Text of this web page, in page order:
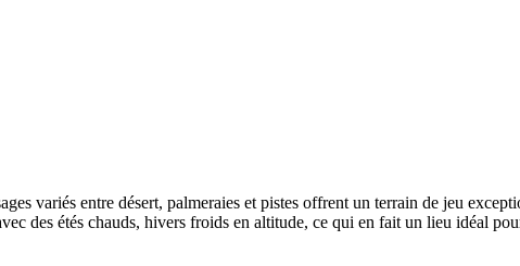
variés entre désert, palmeraies et pistes offrent un terrain de jeu
des étés chauds, hivers froids en altitude, ce qui en fait un lieu idéal